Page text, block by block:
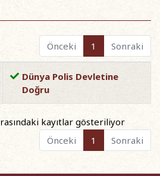
Önceki 1 Sonraki
Dünya Polis Devletine
Doğru
kayıtlar gösteriliyor
Önceki
1 Sonraki